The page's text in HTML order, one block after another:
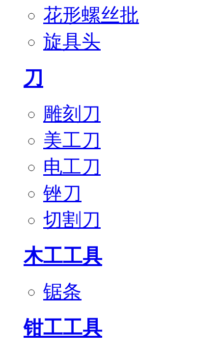
花形螺丝批
旋具头
刀
雕刻刀
美工刀
电工刀
锉刀
切割刀
木工工具
锯条
钳工工具